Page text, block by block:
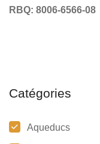
RBQ: 8006-6566-08
Catégories
Aqueducs